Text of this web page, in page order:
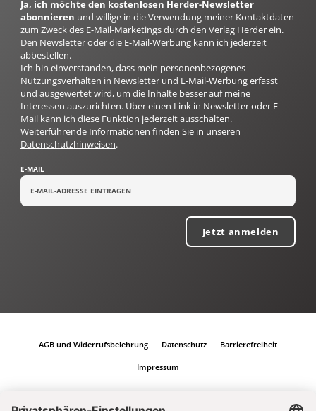
Ja, ich möchte den kostenlosen Herder-Newsletter
abonnieren und willige in die Verwendung meiner Kontaktdaten
zum Zweck des E-Mail-Marketings durch den Verlag Herder ein.
Den Newsletter oder die E-Mail-Werbung kann ich jederzeit
abbestellen.
Ich bin einverstanden, dass mein personenbezogenes
Nutzungsverhalten in Newsletter und E-Mail-Werbung erfasst
und ausgewertet wird, um die Inhalte besser auf meine
Interessen auszurichten. Über einen Link in Newsletter oder E-
Mail kann ich diese Funktion jederzeit ausschalten.
Weiterführende Informationen finden Sie in unseren
Datenschutzhinweisen.
E-MAIL
Jetzt anmelden
AGB und Widerrufsbelehrung Datenschutz Barrierefreiheit
Impressum